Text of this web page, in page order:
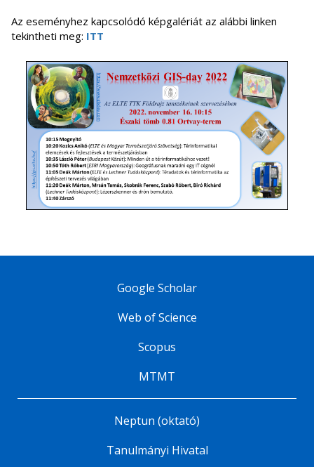
Az eseményhez kapcsolódó képgalériát az alábbi linken
tekintheti meg: ITT
Google Scholar
Web of Science
Scopus
MTMT
Neptun (oktató)
Tanulmányi Hivatal